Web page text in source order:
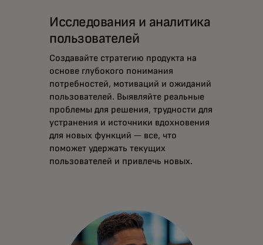
Исследования и аналитика
пользователей
Создавайте стратегию продукта на
основе глубокого понимания
потребностей, мотиваций и ожиданий
пользователей. Выявляйте реальные
проблемы для решения, трудности для
устранения и источники вдохновения
для новых функций — все, что
поможет удержать текущих
пользователей и привлечь новых.